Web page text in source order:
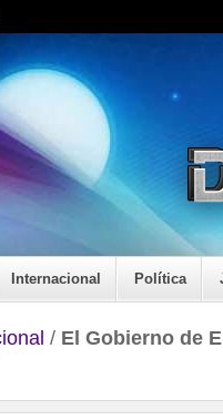
Internacional Política
/ El Gobierno de